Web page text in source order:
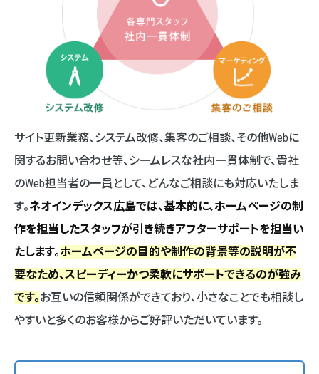
サイト更新業務、システム改修、集客のご相談、その他Webに
関するお問い合わせ等、シームレスな社内一貫体制で、貴社
のWeb担当者の一員として、どんなご相談にも対応いたしま
す。ネオインデックス広島では、基本的に、ホームページの制
作を担当したスタッフが引き続きアフターサポートを担当い
たします。ホームページの目的や制作の背景等の説明が不
要なため、スピーディーかつ柔軟にサポートできるのが強み
です。お互いの信頼関係ができており、小さなことでも相談し
やすいと多くのお客様からご好評いただいています。